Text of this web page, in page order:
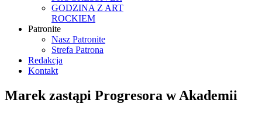
GODZINA Z ART
ROCKIEM
Patronite
Nasz Patronite
Strefa Patrona
Redakcja
Kontakt
Marek zastąpi Progresora w Akademii